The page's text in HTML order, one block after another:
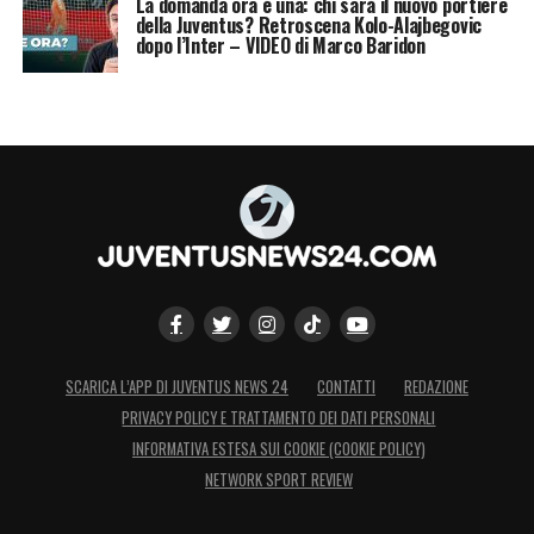
Provedel ma si poteva fare meglio in alcune
situazioni. Dobbiamo essere più cinici in
stati bravi a mettere pressione recuperando
si poteva fare meglio in alcune situazioni.
Dobbiamo essere più cinici in area».
LA PLAYLIST DELLE NOSTRE TOP NEWS
della Juventus? Retroscena Kolo-Alajbegovic
dopo l’Inter – VIDEO di Marco Baridon
SCARICA L’APP DI JUVENTUS NEWS 24 CONTATTI
REDAZIONE
PRIVACY POLICY E TRATTAMENTO DEI DATI PERSONALI
INFORMATIVA ESTESA SUI COOKIE (COOKIE POLICY)
NETWORK SPORT REVIEW